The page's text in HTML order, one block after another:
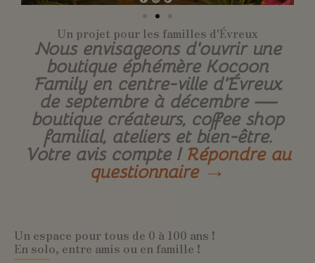
Un projet pour les familles d'Évreux
Nous envisageons d’ouvrir une
boutique éphémère Kocoon
Family en centre-ville d’Évreux
de septembre à décembre —
boutique créateurs, coffee shop
familial, ateliers et bien-être.
Votre avis compte !Répondre au
questionnaire →
Un espace pour tous de 0 à 100 ans !
En solo, entre amis ou en famille !